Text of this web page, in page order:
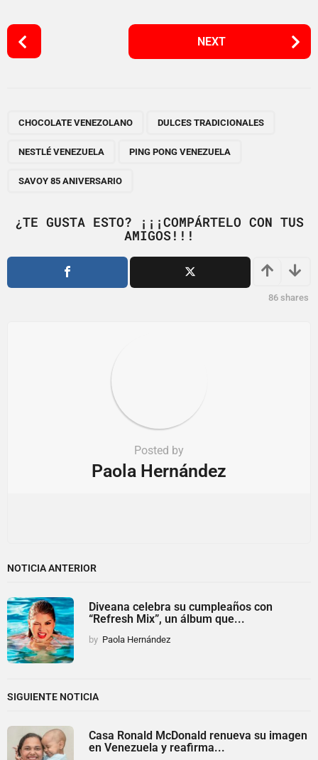
P
o
o
NEXT
CHOCOLATE VENEZOLANO DULCES TRADICIONALES
NESTLÉ VENEZUELA PING PONG VENEZUELA
SAVOY 85 ANIVERSARIO
¿TE GUSTA ESTO? ¡¡¡COMPÁRTELO CON TUS
AMIGOS!!!
86 shares
Posted by
Paola Hernández
NOTICIA ANTERIOR
Diveana celebra su cumpleaños con
“Refresh Mix”, un álbum que...
by Paola Hernández
SIGUIENTE NOTICIA
Casa Ronald McDonald renueva su imagen
en Venezuela y reafirma...